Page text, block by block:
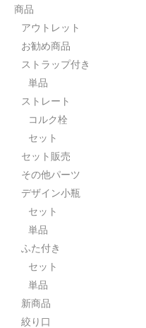
商品
アウトレット
お勧め商品
ストラップ付き
単品
ストレート
コルク栓
セット
セット販売
その他パーツ
デザイン小瓶
セット
単品
ふた付き
セット
単品
新商品
絞り口